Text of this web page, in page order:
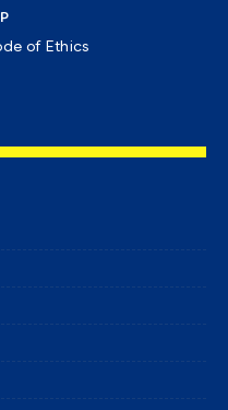
of Ethics